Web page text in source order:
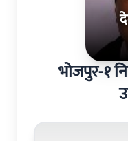
भोजपुर-१